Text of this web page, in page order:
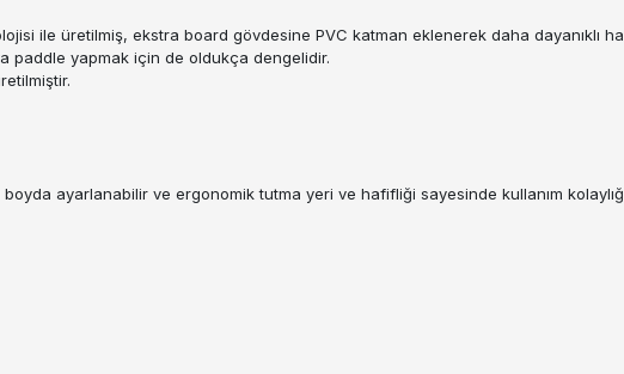
ile üretilmiş, ekstra board gövdesine PVC katman eklenerek daha dayanıklı
paddle yapmak için de oldukça dengelidir.
ayarlanabilir ve ergonomik tutma yeri ve hafifliği sayesinde kullanım